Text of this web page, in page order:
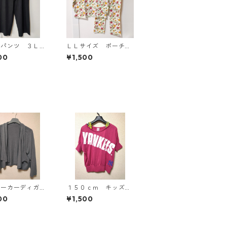
パンツ ３Ｌ
ク KAE-4697
ＬＬサイズ ポーチ付
き 綿１００％ 花
柄 トラベルパジャ
¥1,500
ーカーディガ
グレー K
１５０ｃｍ キッズ
重ね着風ドルマントッ
プス マゼンタ KAE
¥1,500